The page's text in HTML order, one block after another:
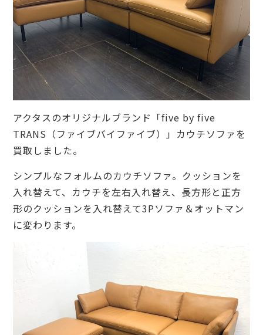
アクタスのオリジナルブランド「five by five
TRANS（ファイブバイファイブ）」カウチソファを
買取しました。
シンプルなフォルムのカウチソファ。クッションを
入れ替えて、カウチを左右入れ替え、長方形と正方
形のクッションを入れ替えて3Pソファ＆オットマン
に変わります。